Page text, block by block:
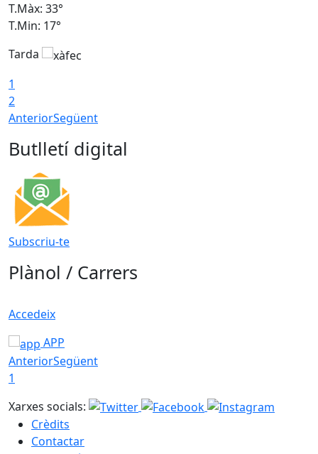
T.Màx: 33°
T.Min: 17°
Tarda
1
2
AnteriorSegüent
Butlletí digital
Subscriu-te
Plànol / Carrers
Accedeix
APP
AnteriorSegüent
1
Xarxes socials:
Crèdits
Contactar